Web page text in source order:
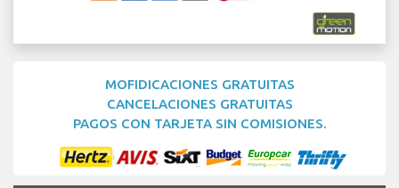
MOFIDICACIONES GRATUITAS
CANCELACIONES GRATUITAS
PAGOS CON TARJETA SIN COMISIONES.